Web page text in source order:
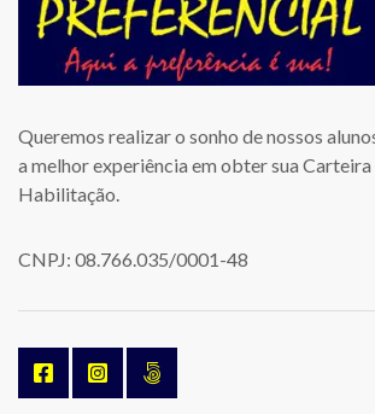
Queremos realizar o sonho de nossos
a melhor experiência em obter sua
Habilitação.
CNPJ: 08.766.035/0001-48